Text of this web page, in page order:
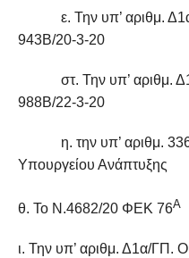
ε. Την υπ’ αριθμ.
943Β/20-3-20
στ. Την υπ’ αριθμ.
988Β/22-3-20
η. την υπ’ αριθμ.
Υπουργείου Ανάπτυξης
θ. Το Ν.4682/20 ΦΕΚ 76Α
ι. Την υπ’ αριθμ. Δ1α/